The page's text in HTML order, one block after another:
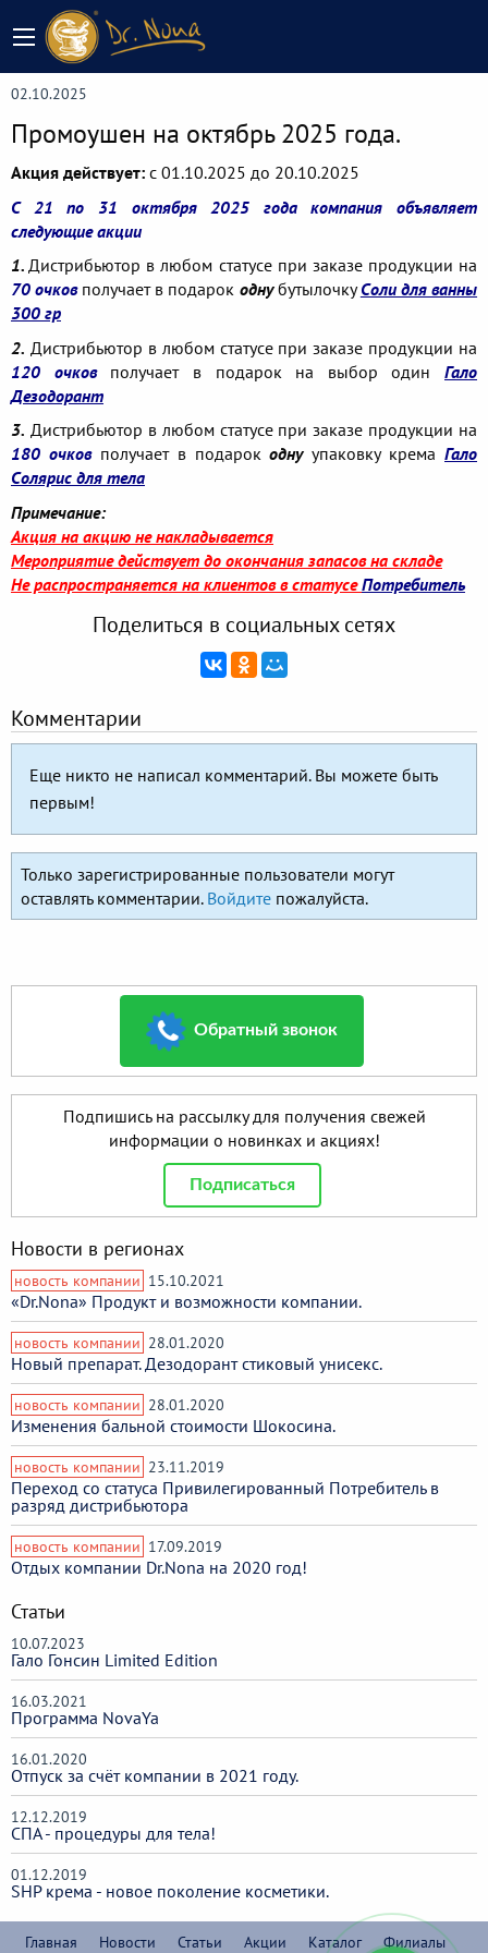
02.10.2025
Промоушен на октябрь 2025 года.
Акция действует: c 01.10.2025 до 20.10.2025
С 21 по 31 октября 2025 года компания объявляет
следующие акции
1.Дистрибьютор в любом статусе при заказе продукции на
70 очковполучает в подарок однубутылочкуСоли для ванны
300 гр
2. Дистрибьютор в любом статусе при заказе продукции на
120 очковполучает в подарок на выбор один Гало
Дезодорант
3. Дистрибьютор в любом статусе при заказе продукции на
180 очковполучает в подарокоднуупаковку крема Гало
Солярис для тела
Примечание:
Акция на акцию не накладывается
Мероприятие действует до окончания запасов на складе
Не распространяется на клиентов в статусеПотребитель
Поделиться в социальных сетях
Комментарии
Еще никто не написал комментарий. Вы можете быть
первым!
Только зарегистрированные пользователи могут
оставлять комментарии. Войдите пожалуйста.
Обратный звонок
Подпишись на рассылку для получения свежей
информации о новинках и акциях!
Подписаться
Новости в регионах
новость компании 15.10.2021
«Dr.Nona» Продукт и возможности компании.
новость компании 28.01.2020
Новый препарат. Дезодорант стиковый унисекс.
новость компании 28.01.2020
Изменения бальной стоимости Шокосина.
новость компании 23.11.2019
Переход со статуса Привилегированный Потребитель в
разряд дистрибьютора
новость компании 17.09.2019
Отдых компании Dr.Nona на 2020 год!
Статьи
10.07.2023
Гало Гонсин Limited Edition
16.03.2021
Программа NovaYa
16.01.2020
Отпуск за счёт компании в 2021 году.
12.12.2019
СПА - процедуры для тела!
01.12.2019
SHP крема - новое поколение косметики.
Главная Новости Статьи Акции Каталог Филиалы